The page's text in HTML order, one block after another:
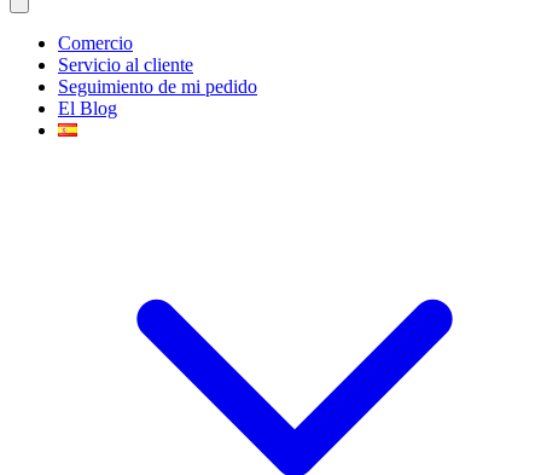
Comercio
Servicio al cliente
Seguimiento de mi pedido
El Blog